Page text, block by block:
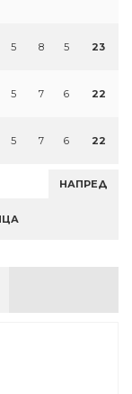
5 8 5 23
5 7 6 22
5 7 6 22
НАПРЕД